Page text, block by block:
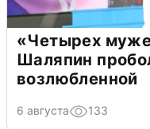
«Четырех
Шаляпин
возлюбленной
6 августа 133